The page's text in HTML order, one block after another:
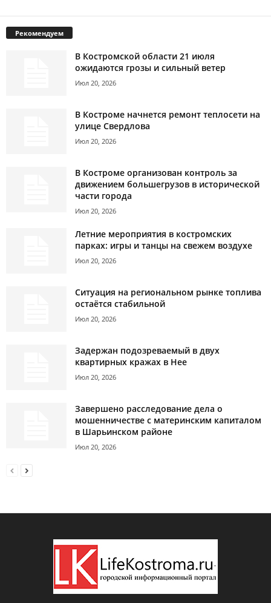
Рекомендуем
В Костромской области 21 июля
ожидаются грозы и сильный ветер
Июл 20, 2026
В Костроме начнется ремонт теплосети на
улице Свердлова
Июл 20, 2026
В Костроме организован контроль за
движением большегрузов в исторической
части города
Июл 20, 2026
Летние мероприятия в костромских
парках: игры и танцы на свежем воздухе
Июл 20, 2026
Ситуация на региональном рынке топлива
остаётся стабильной
Июл 20, 2026
Задержан подозреваемый в двух
квартирных кражах в Нее
Июл 20, 2026
Завершено расследование дела о
мошенничестве с материнским капиталом
в Шарьинском районе
Июл 20, 2026